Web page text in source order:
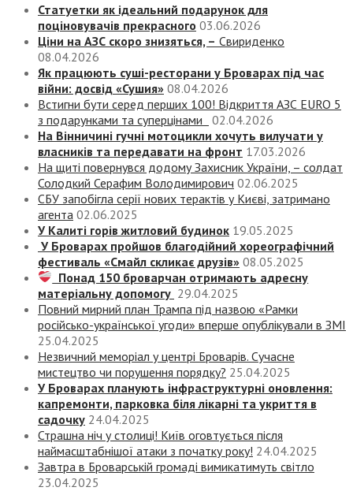
Статуетки як ідеальний подарунок для
поціновувачів прекрасного 03.06.2026
Ціни на АЗС скоро знизяться, – Свириденко
08.04.2026
Як працюють суші-ресторани у Броварах під час
війни: досвід «Сушия» 08.04.2026
Встигни бути серед перших 100! Відкриття АЗС EURO 5
з подарунками та суперцінами
02.04.2026
На Вінничині гучні мотоцикли хочуть вилучати у
власників та передавати на фронт 17.03.2026
На щиті повернувся додому Захисник України, – солдат
Солодкий Серафим Володимирович 02.06.2025
СБУ запобігла серії нових терактів у Києві, затримано
агента 02.06.2025
У Калиті горів житловий будинок 19.05.2025
У Броварах пройшов благодійний хореографічний
фестиваль «Смайл скликає друзів» 08.05.2025
Понад 150 броварчан отримають адресну
матеріальну допомогу 29.04.2025
Повний мирний план Трампа під назвою «‎Рамки
російсько-української угоди» вперше опублікували в ЗМІ
25.04.2025
Незвичний меморіал у центрі Броварів. Сучасне
мистецтво чи порушення порядку? 25.04.2025
У Броварах планують інфраструктурні оновлення:
капремонти, парковка біля лікарні та укриття в
садочку 24.04.2025
Страшна ніч у столиці! Київ оговтується після
наймасштабнішої атаки з початку року! 24.04.2025
Завтра в Броварській громаді вимикатимуть світло
23.04.2025